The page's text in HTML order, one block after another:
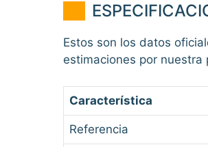
Estos son los datos
estimaciones por nuestra
Característica
Referencia